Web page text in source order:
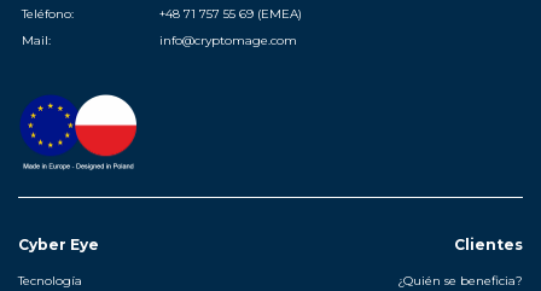
Teléfono:
+48 71 757 55 69 (EMEA)
Mail:
info@cryptomage.com
Cyber Eye
Tecnología
Clientes
¿Quién se beneficia?